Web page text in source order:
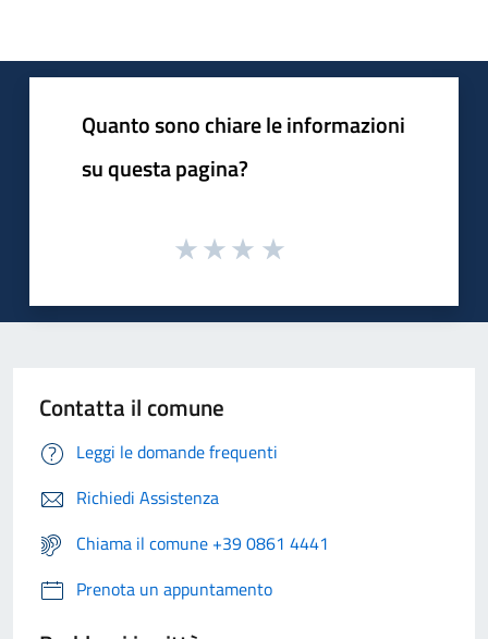
Quanto sono chiare le informazioni
su questa pagina?
Contatta il comune
Leggi le domande frequenti
Richiedi Assistenza
Chiama il comune +39 0861 4441
Prenota un appuntamento